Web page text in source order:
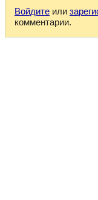
Войдите или
комментарии.